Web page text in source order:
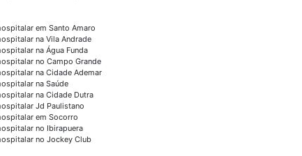
em Santo Amaro
na Vila Andrade
na Água Funda
no Campo Grande
na Cidade Ademar
na Saúde
na Cidade Dutra
Jd Paulistano
em Socorro
no Ibirapuera
no Jockey Club